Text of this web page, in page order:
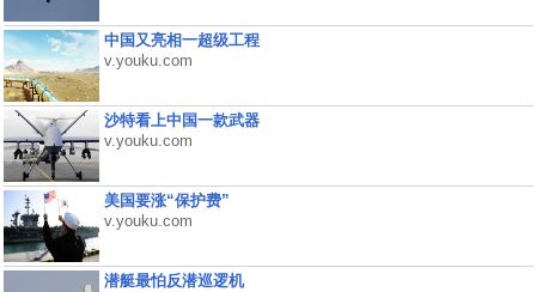
中国又亮相一超级工程
v.youku.com
沙特看上中国一款武器
v.youku.com
美国要涨“保护费”
v.youku.com
潜艇最怕反潜巡逻机